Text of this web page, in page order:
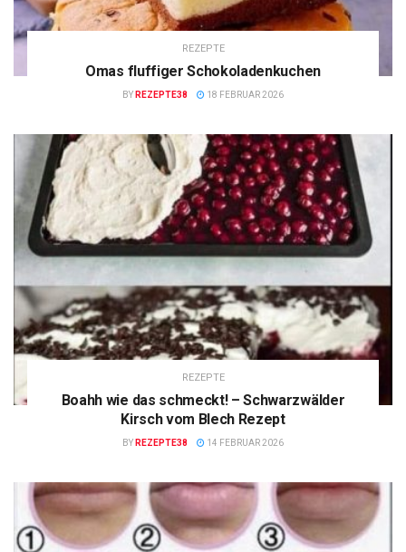
REZEPTE
Omas fluffiger Schokoladenkuchen
BY REZEPTE38 18 FEBRUAR 2026
REZEPTE
Boahh wie das schmeckt! – Schwarzwälder
Kirsch vom Blech Rezept
BY REZEPTE38 14 FEBRUAR 2026